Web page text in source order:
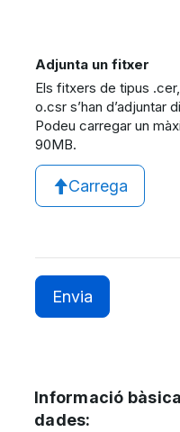
Adjunta un fitxer
Els fitxers de tipus
o.csr s’han d’adjuntar
Podeu carregar un
90MB.
Carrega
Informació
dades: